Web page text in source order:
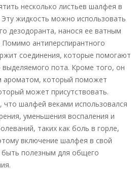
несколько листьев шалфея в
жидкость можно использовать
дезодоранта, нанося ее ватным
антиперспирантного
соединения, которые помогают
пота. Кроме того, он
который поможет
может присутствовать.
шалфей веками использовался
уменьшения воспаления и
таких как боль в горле,
включение шалфея в свой
полезным для общего